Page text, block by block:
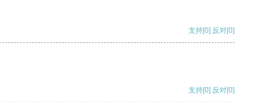
支持[0] 反对[0]
支持[0] 反对[0]